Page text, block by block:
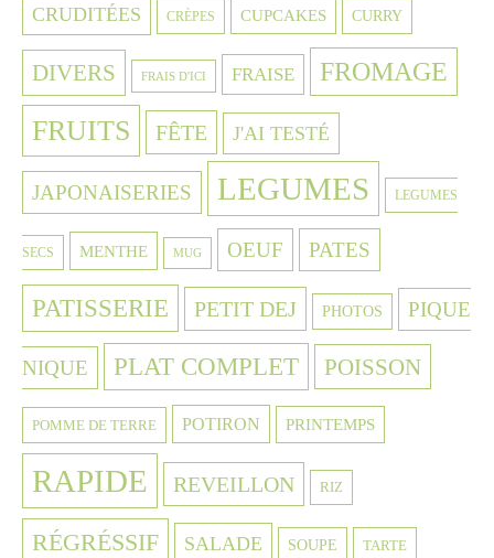
CRUDITÉES CRÈPES CUPCAKES CURRY
DIVERS FRAIS D'ICI FRAISE FROMAGE
FRUITS FÊTE J'AI TESTÉ
JAPONAISERIES LEGUMES LEGUMES
SECS MENTHE MUG OEUF PATES
PATISSERIE PETIT DEJ PHOTOS PIQUE
NIQUE PLAT COMPLET POISSON
POMME DE TERRE POTIRON PRINTEMPS
RAPIDE REVEILLON RIZ
RÉGRÉSSIF SALADE SOUPE TARTE